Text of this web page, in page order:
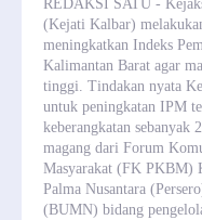
REDAKSI SATU -
(Kejati Kalbar)
meningkatkan Indeks
Kalimantan Barat agar
tinggi. Tindakan nyata
untuk peningkatan IPM
keberangkatan sebanyak
magang dari Forum
Masyarakat (FK PKBM)
Palma Nusantara
(BUMN) bidang